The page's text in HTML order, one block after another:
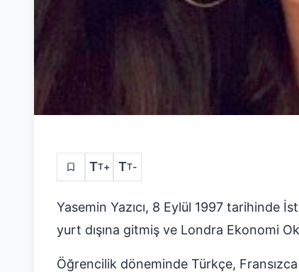
TT+ TT-
Yasemin Yazıcı, 8 Eylül 1997 tarihinde
yurt dışına gitmiş ve Londra Ekonomi
Öğrencilik döneminde Türkçe,